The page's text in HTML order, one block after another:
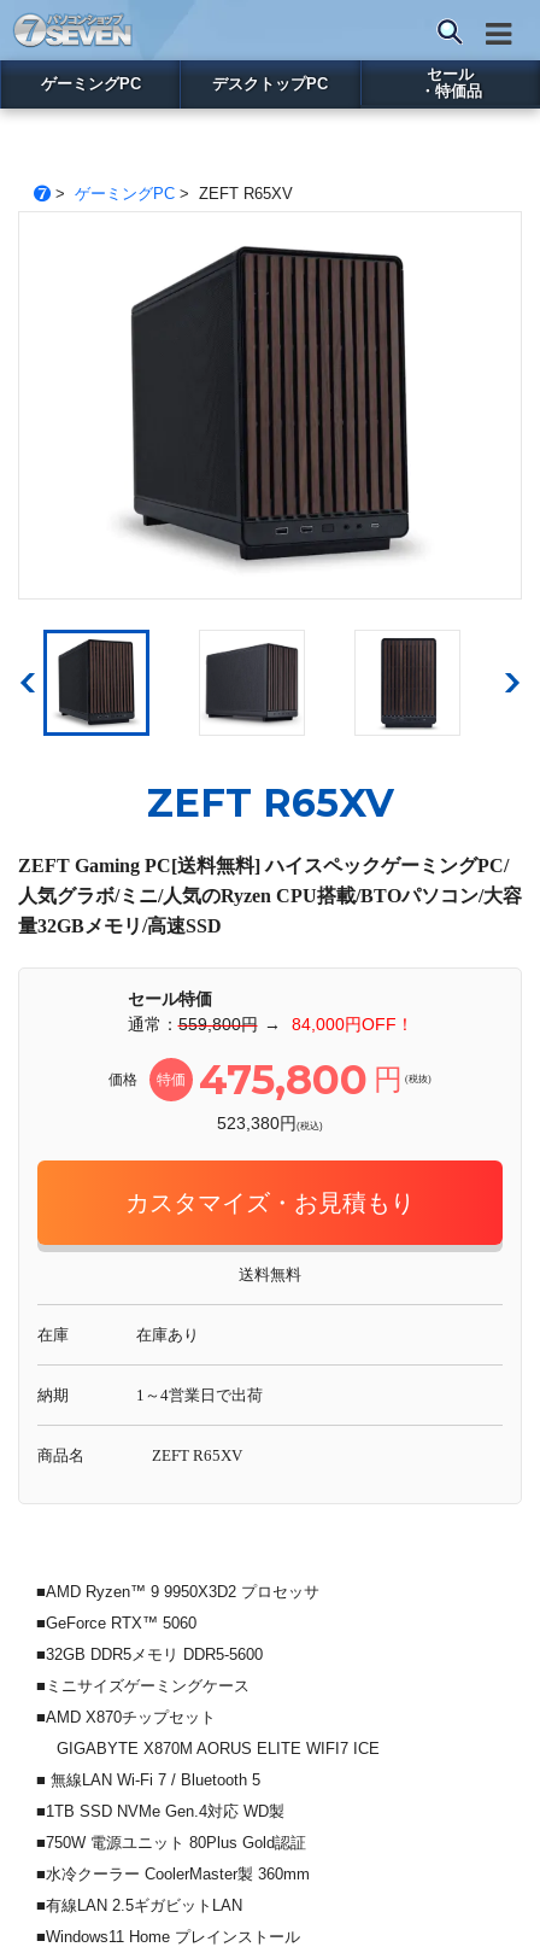
ゲーミングPC デスクトップPC
セール
・特価品
> ゲーミングPC> ZEFT R65XV
ZEFT R65XV
ZEFT Gaming PC[送料無料] ハイスペックゲーミングPC/
人気グラボ/ミニ/人気のRyzen CPU搭載/BTOパソコン/大容
量32GBメモリ/高速SSD
セール特価
通常：559,800円 → 84,000円OFF！
価格 特価 475,800 円 (税抜)
523,380円(税込)
カスタマイズ・お見積もり
送料無料
在庫 在庫あり
納期 1～4営業日で出荷
商品名 ZEFT R65XV
■AMD Ryzen™ 9 9950X3D2 プロセッサ
■GeForce RTX™ 5060
■32GB DDR5メモリ DDR5-5600
■ミニサイズゲーミングケース
■AMD X870チップセット
GIGABYTE X870M AORUS ELITE WIFI7 ICE
■ 無線LAN Wi-Fi 7 / Bluetooth 5
■1TB SSD NVMe Gen.4対応 WD製
■750W 電源ユニット 80Plus Gold認証
■水冷クーラー CoolerMaster製 360mm
■有線LAN 2.5ギガビットLAN
■Windows11 Home プレインストール